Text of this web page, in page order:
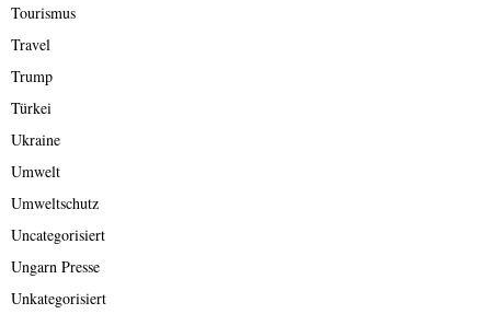
Tourismus
Travel
Trump
Türkei
Ukraine
Umwelt
Umweltschutz
Uncategorisiert
Ungarn Presse
Unkategorisiert